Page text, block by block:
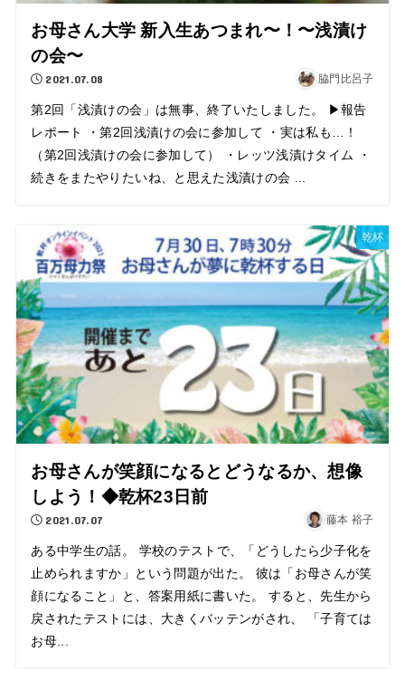
お母さん大学 新入生あつまれ〜！〜浅漬け
の会〜
2021.07.08 脇門比呂子
第2回「浅漬けの会」は無事、終了いたしました。 ▶報告
レポート ・第2回浅漬けの会に参加して ・実は私も…！
（第2回浅漬けの会に参加して） ・レッツ浅漬けタイム ・
続きをまたやりたいね、と思えた浅漬けの会 ...
乾杯
お母さんが笑顔になるとどうなるか、想像
しよう！◆乾杯23日前
2021.07.07 藤本 裕子
ある中学生の話。 学校のテストで、「どうしたら少子化を
止められますか」という問題が出た。 彼は「お母さんが笑
顔になること」と、答案用紙に書いた。 すると、先生から
戻されたテストには、大きくバッテンがされ、 「子育ては
お母...